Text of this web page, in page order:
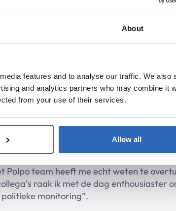
About
features and to analyse our traffic. We also
and analytics partners who may combine it
from your use of their services.
Allow all
vrienden over te praten. Voetbal is
om meer te weten te komen
professioneel niveau. Mijn specialisatie
fanaat. Ik vind het heerlijk om nieuwe
kan delen met je familie en
ik onder andere Spaans en Frans
ik naast Nederlands vloeiend
aan?
Polpo team heeft me echt weten te
raak ik met de dag enthousiaster
monitoring”.